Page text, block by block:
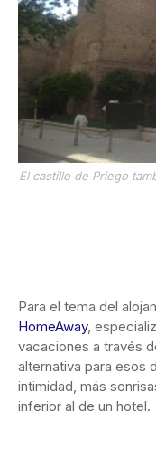
El castillo de Priego
Para el tema del
HomeAway,
vacaciones a través
alternativa para esos
intimidad, más
inferior al de un hotel.